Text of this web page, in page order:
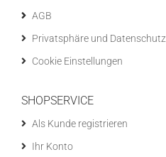
AGB
Privatsphäre und Datenschutz
Cookie Einstellungen
SHOPSERVICE
Als Kunde registrieren
Ihr Konto